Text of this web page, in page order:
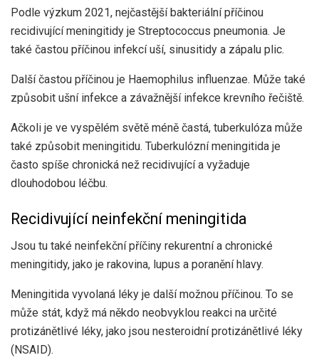
Podle výzkum 2021, nejčastější bakteriální příčinou
recidivující meningitidy je Streptococcus pneumonia. Je
také častou příčinou infekcí uší, sinusitidy a zápalu plic.
Další častou příčinou je Haemophilus influenzae. Může také
způsobit ušní infekce a závažnější infekce krevního řečiště.
Ačkoli je ve vyspělém světě méně častá, tuberkulóza může
také způsobit meningitidu. Tuberkulózní meningitida je
často spíše chronická než recidivující a vyžaduje
dlouhodobou léčbu.
Recidivující neinfekční meningitida
Jsou tu také neinfekčnípříčiny rekurentní a chronické
meningitidy, jako je rakovina, lupus a poranění hlavy.
Meningitida vyvolaná léky je další možnou příčinou. To se
může stát, když má někdo neobvyklou reakci na určité
protizánětlivé léky, jako jsou nesteroidní protizánětlivé léky
(NSAID).